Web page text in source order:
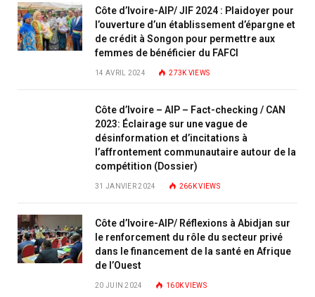
Côte d’Ivoire-AIP/ JIF 2024 : Plaidoyer pour
l’ouverture d’un établissement d’épargne et
de crédit à Songon pour permettre aux
femmes de bénéficier du FAFCI
14 AVRIL 2024 273KVIEWS
Côte d’Ivoire – AIP – Fact-checking / CAN
2023: Éclairage sur une vague de
désinformation et d’incitations à
l’affrontement communautaire autour de la
compétition (Dossier)
31 JANVIER 2024 266KVIEWS
Côte d’Ivoire-AIP/ Réflexions à Abidjan sur
le renforcement du rôle du secteur privé
dans le financement de la santé en Afrique
de l’Ouest
20 JUIN 2024 160KVIEWS